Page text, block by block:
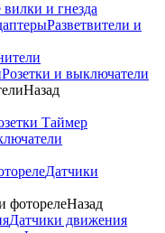
и гнезда
Разветвители и
Розетки и выключатели
Назад
Таймер
Датчики
фоторелеНазад
Датчики движения